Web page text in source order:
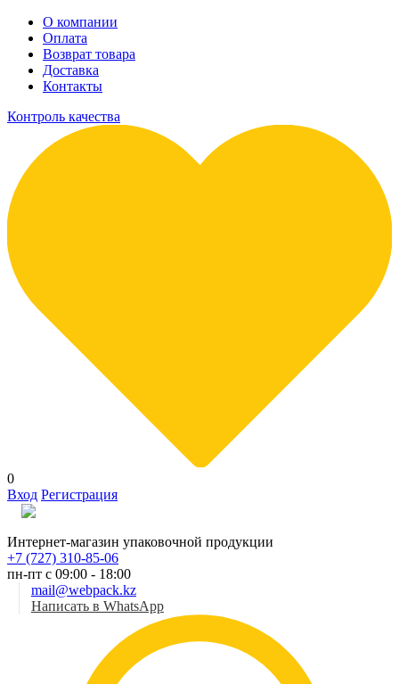
О компании
Оплата
Возврат товара
Доставка
Контакты
Контроль качества
0
Вход Регистрация
Интернет-магазин упаковочной продукции
+7 (727) 310-85-06
пн-пт с 09:00 - 18:00
mail@webpack.kz
Написать в WhatsApp